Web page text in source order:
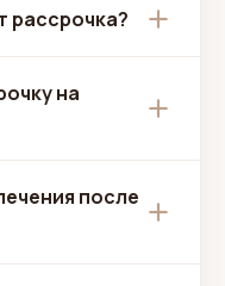
от 15 до
рассрочка?
услуг:
на
пациенты
после